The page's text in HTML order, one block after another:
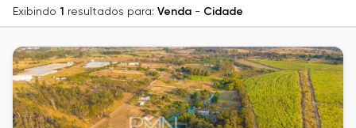
Exibindo 1 resultados para: Venda - Cidade